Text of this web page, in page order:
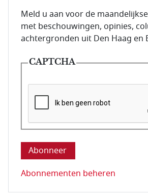
E-mailadres van de abonnee.
Meld u aan voor de
met beschouwingen, opinies,
achtergronden uit Den Haag en
CAPTCHA
Deze vraag is om te
Abonnementen beheren